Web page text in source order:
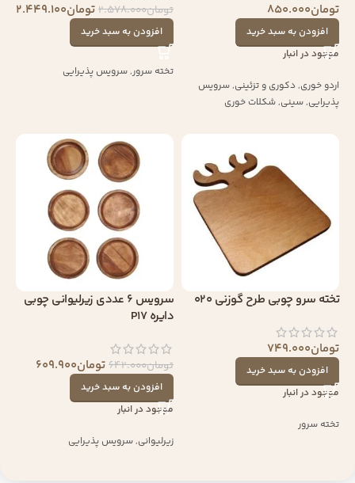
تومان850.000
افزودن به سبد خرید
موجود در انبار
اردو خوری,دکوری و تزئینی,سرویس
پذیرایی,سینی,شکلات خوری
تومان2.578.000تومان2.449.100
افزودن به سبد خرید
تخته سرور,سرویس پذیرایی
تخته سرو چوبی طرح گوزنی 020
تومان749.000
افزودن به سبد خرید
موجود در انبار
تخته سرور
سرویس 6 عددی زیرلیوانی چوبی
دایره P17
تومان642.000تومان609.900
افزودن به سبد خرید
موجود در انبار
زیرلیوانی,سرویس پذیرایی